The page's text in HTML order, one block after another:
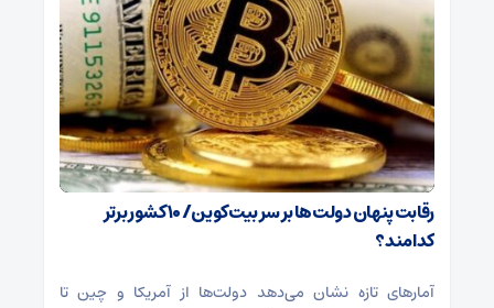
رقابت پنهان دولت‌ها بر سر بیت‌کوین/ ۱۰ کشور برتر
کدامند؟
آمارهای تازه نشان می‌دهد دولت‌ها از آمریکا و چین تا